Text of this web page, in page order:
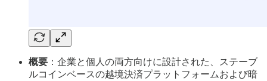
概要 ：企業と個人の両方向けに設計された、ステーブ
ルコインベースの越境決済プラットフォームおよび暗